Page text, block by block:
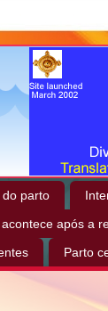
do parto
após a
Parto